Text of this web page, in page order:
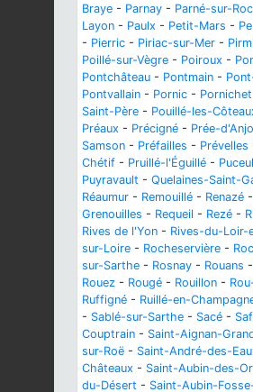
Braye - Parnay - Parné-sur-Roc
Layon - Paulx - Petit-Mars -
- Pierric - Piriac-sur-Mer -
Poillé-sur-Vègre - Poiroux -
Pontchâteau - Pontmain -
Pontvallain - Pornic - Pornichet
Saint-Père - Pouillé-les-
Préaux - Précigné - Prée-
Samson - Préfailles - Prévelles
Chétif - Pruillé-l'Éguillé - Puceul
Puyravault - Quelaines-Saint-
Réaumur - Remouillé - Renazé -
Grenouilles - Requeil - Rezé -
Rives de l'Yon - Rives-du-Loir-
sur-Loire - Rocheservière -
sur-Sarthe - Rosnay - Rouans -
Rouez - Rougé - Rouillon -
Ruffigné - Ruillé-en-
- Sablé-sur-Sarthe - Sacé -
Couptrain - Saint-Aignan-
sur-Roë - Saint-André-des-
Châteaux - Saint-Aubin-des-
du-Désert - Saint-Aubin-